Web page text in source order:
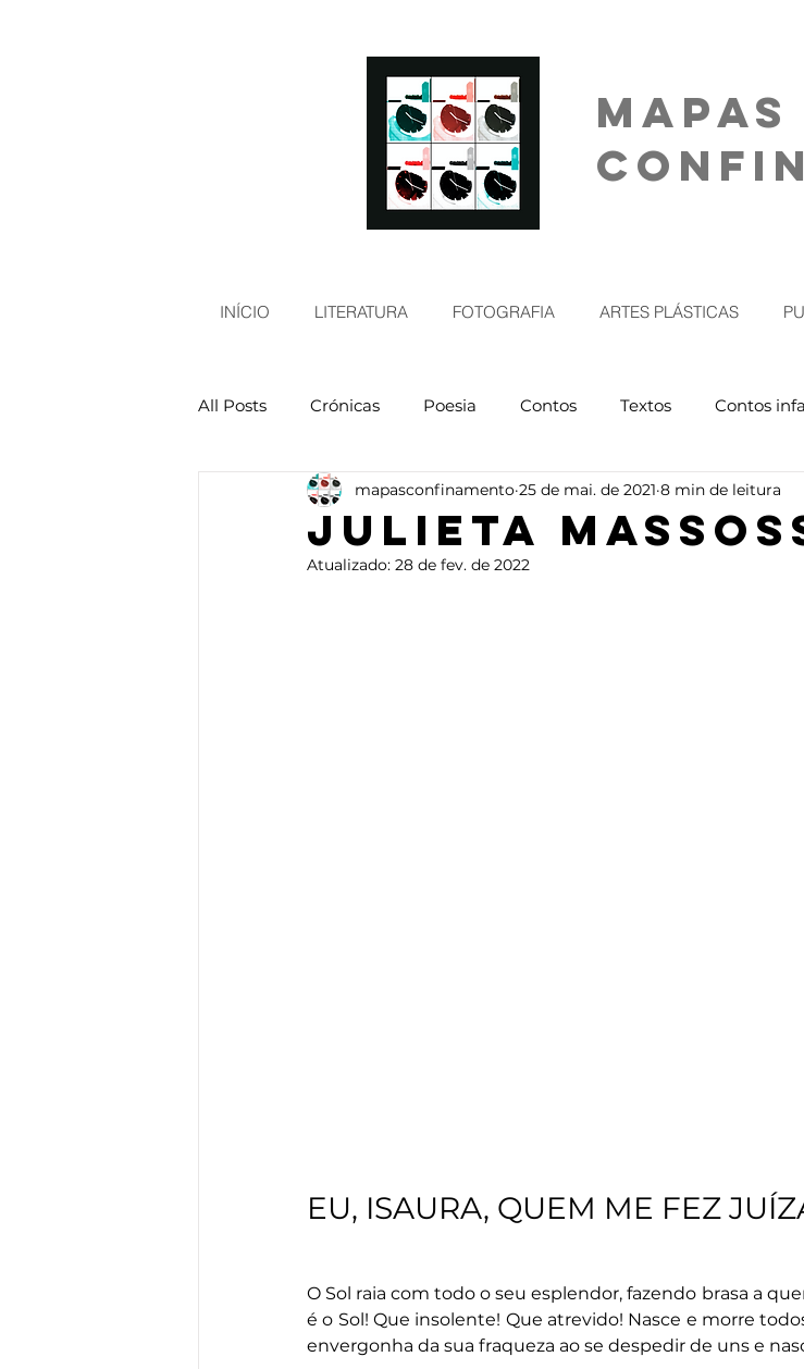
MAPAS
INÍCIO LITERATURA FOTOGRAFIA ARTES PLÁSTICAS
All Posts Crónicas Poesia Contos Textos Contos
Artes Plásticas
Julieta
mapasconfinamento 25 de mai. de 2021 8 min de leitura
Atualizado: 28 de fev. de 2022
EU, ISAURA, QUEM ME FEZ
O Sol raia com todo o seu esplendor, fazendo brasa a
é o Sol! Que insolente! Que atrevido! Nasce e morre
envergonha da sua fraqueza ao se despedir de uns e